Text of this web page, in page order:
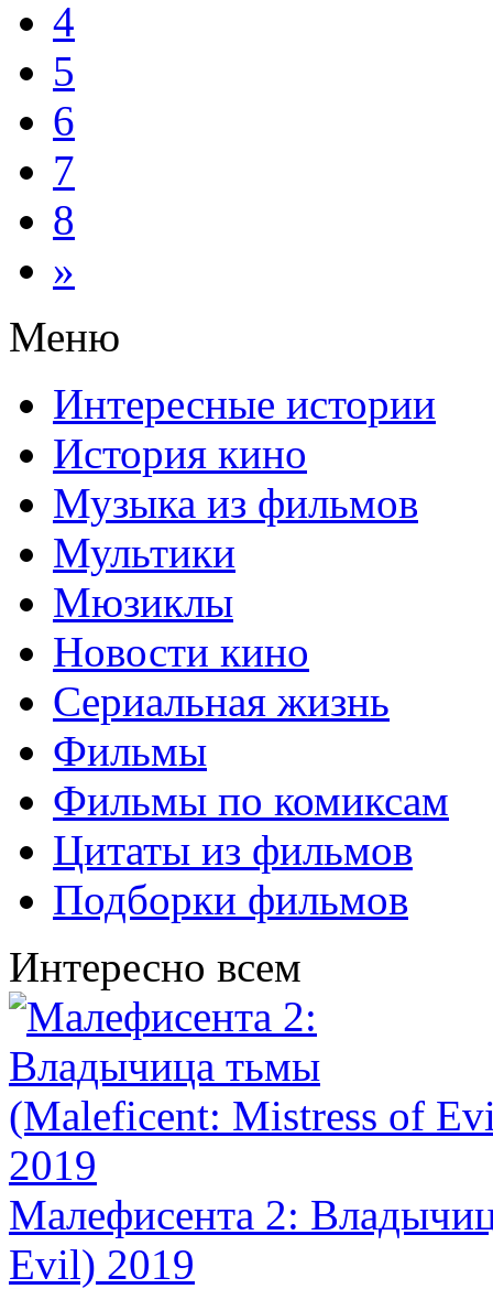
4
5
6
7
8
»
Меню
Интересные истории
История кино
Музыка из фильмов
Мультики
Мюзиклы
Новости кино
Сериальная жизнь
Фильмы
Фильмы по комиксам
Цитаты из фильмов
Подборки фильмов
Интересно всем
Малефисента 2:
Evil) 2019